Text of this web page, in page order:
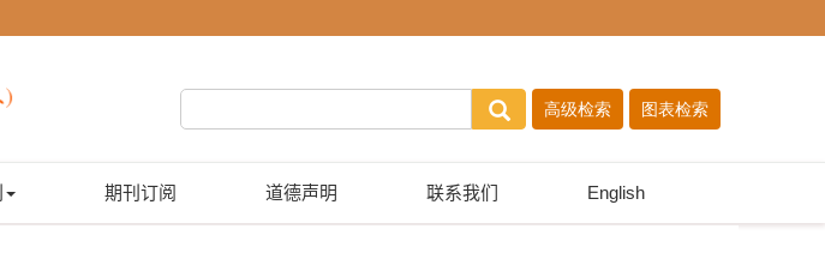
期刊订阅 道德声明 联系我们 English